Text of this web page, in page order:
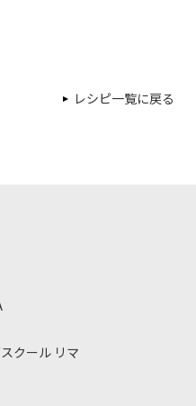
レシピ一覧に戻る
クール リマ